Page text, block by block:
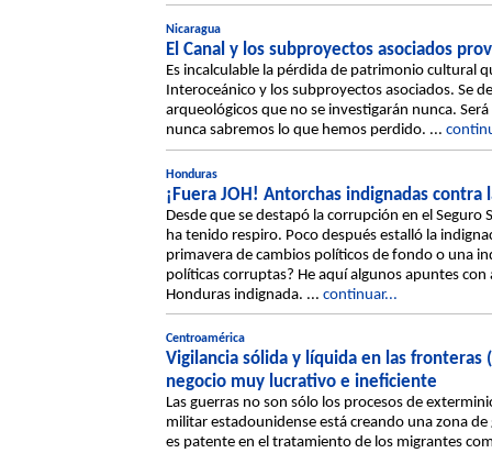
Nicaragua
El Canal y los subproyectos asociados
Es incalculable la pérdida de patrimonio cultural
Interoceánico y los subproyectos asociados. Se
arqueológicos que no se investigarán nunca.
nunca sabremos lo que hemos perdido. ...
Honduras
¡Fuera JOH! Antorchas indignadas contra
Desde que se destapó la corrupción en el
ha tenido respiro. Poco después estalló la
primavera de cambios políticos de fondo o una
políticas corruptas? He aquí algunos apuntes
Honduras indignada. ... continuar...
Centroamérica
Vigilancia sólida y líquida en las
negocio muy lucrativo e ineficiente
Las guerras no son sólo los procesos de
militar estadounidense está creando una zona
es patente en el tratamiento de los migrantes